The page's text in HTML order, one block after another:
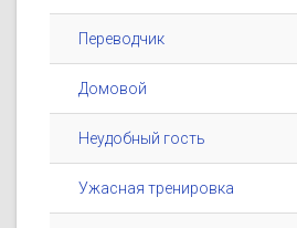
Переводчик
Домовой
Неудобный гость
Ужасная тренировка